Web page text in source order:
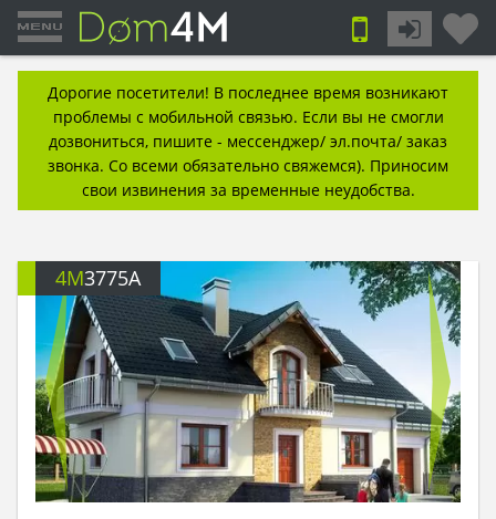
Дорогие посетители! В последнее время возникают
проблемы с мобильной связью. Если вы не смогли
дозвониться, пишите - мессенджер/ эл.почта/ заказ
звонка. Со всеми обязательно свяжемся). Приносим
свои извинения за временные неудобства.
4M3775A